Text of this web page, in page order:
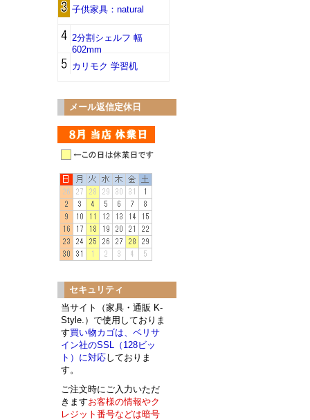
子供家具：natural
2分割シェルフ 幅
602mm
カリモク 学習机
メール返信定休日
セキュリティ
当サイト（家具・通販 K-
Style.）で使用しておりま
す買い物カゴは、ベリサ
イン社のSSL（128ビッ
ト）に対応しておりま
す。
ご注文時にご入力いただ
きますお客様の情報やク
レジット番号などは暗号